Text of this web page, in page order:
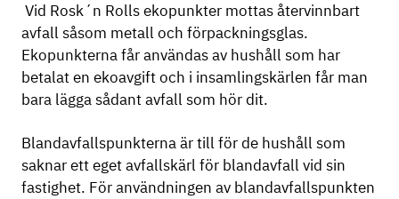
Vid Rosk´n Rolls ekopunkter mottas återvinnbart
avfall såsom metall och förpackningsglas.
Ekopunkterna får användas av hushåll som har
betalat en ekoavgift och i insamlingskärlen får man
bara lägga sådant avfall som hör dit.
Blandavfallspunkterna är till för de hushåll som
saknar ett eget avfallskärl för blandavfall vid sin
fastighet. För användningen av blandavfallspunkten